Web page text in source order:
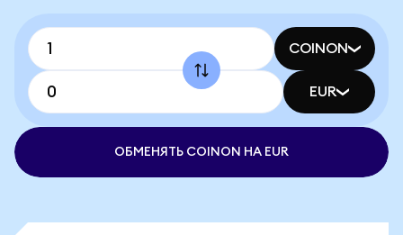
COINON
EUR
ОБМЕНЯТЬ COINON НА EUR